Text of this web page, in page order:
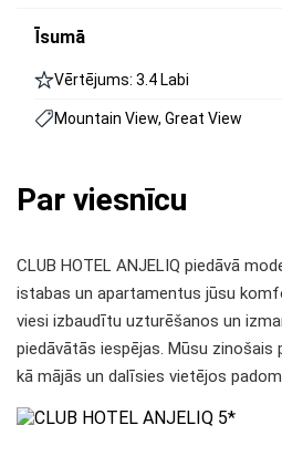
Īsumā
Vērtējums: 3.4 Labi
Mountain View, Great View
Par viesnīcu
CLUB HOTEL ANJELIQ piedāvā
istabas un apartamentus jūsu
viesi izbaudītu uzturēšanos un
piedāvātās iespējas. Mūsu
kā mājās un dalīsies vietējos